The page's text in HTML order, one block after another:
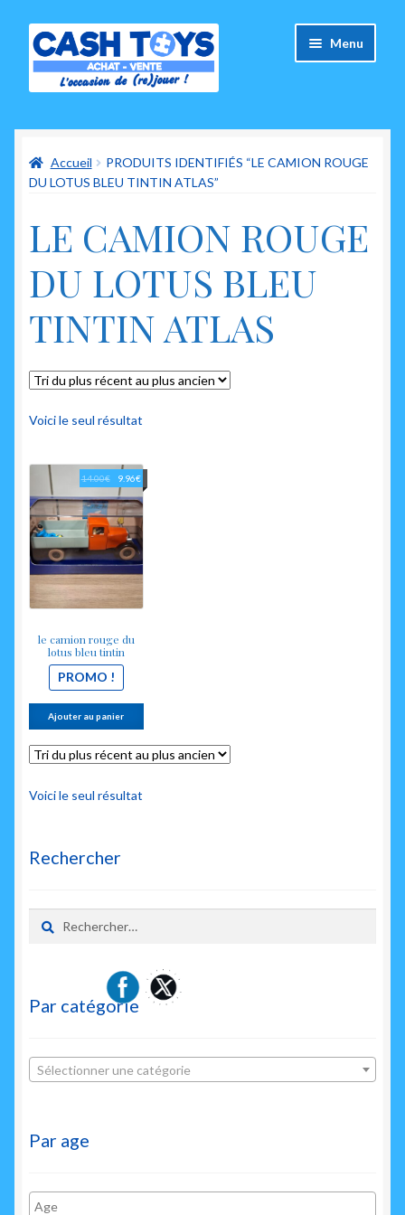
Aller
à
Aller
au
contenu
Menu
Carte Cadeau
Accueil
PRODUITS IDENTIFIÉS “LE CAMION ROUGE
DU LOTUS BLEU TINTIN ATLAS”
LE CAMION ROUGE
DU LOTUS BLEU
TINTIN ATLAS
Voici le seul résultat
le camion rouge du
lotus bleu tintin
PROMO !
14.00€ Le
prix
initial
était :
14.00€.
9.96€Le
prix
actuel
est :
Ajouter au panier
Voici le seul résultat
Rechercher
Rechercher :
Par catégorie
Sélectionner une catégorie
Par age